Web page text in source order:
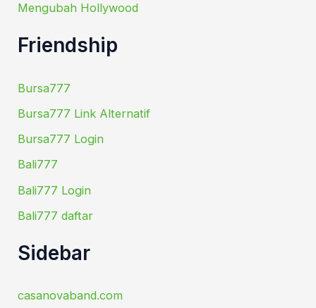
Mengubah Hollywood
Friendship
Bursa777
Bursa777 Link Alternatif
Bursa777 Login
Bali777
Bali777 Login
Bali777 daftar
Sidebar
casanovaband.com